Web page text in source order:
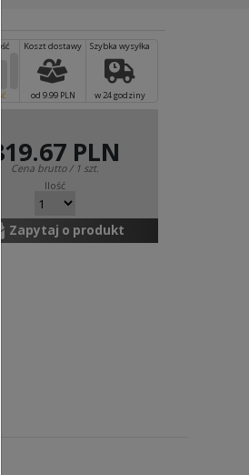
od 9.99 PLN w 24 godziny
819.67 PLN
Zapytaj o produkt